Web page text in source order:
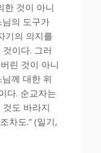
한 것이 아니
의 도구가
기의 의지를
이다. 그러
린 것이 아니
께 대한 위
다. 순교자는
도 바라지
차도.” (일기,